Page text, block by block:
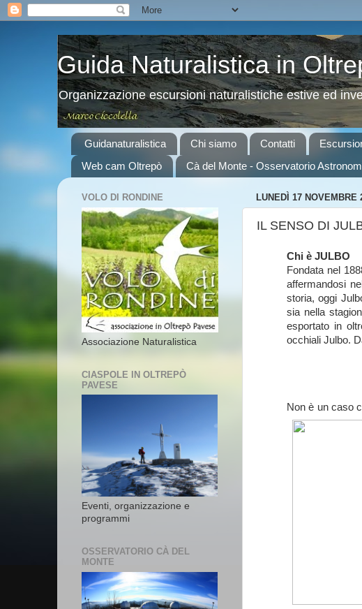
Guida Naturalistica in
Organizzazione escursioni naturalistiche estive ed
Guidanaturalistica Chi siamo Contatti
Web cam Oltrepò
Cà del Monte - Osservatorio
LUNEDÌ 17 NOVEMBRE
IL SENSO DI
Chi è JULBO
Fondata nel
affermandosi
storia, oggi
sia nella
esportato in
occhiali Julbo.
Non è un caso
VOLO DI RONDINE
Associazione Naturalistica
CIASPOLE IN OLTREPÒ
PAVESE
Eventi, organizzazione e
programmi
OSSERVATORIO CÀ DEL
MONTE